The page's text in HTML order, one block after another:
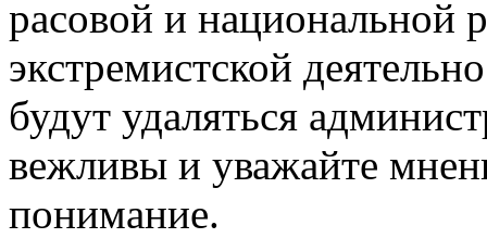
расовой и национальной
экстремистской
будут удаляться
вежливы и уважайте
понимание.